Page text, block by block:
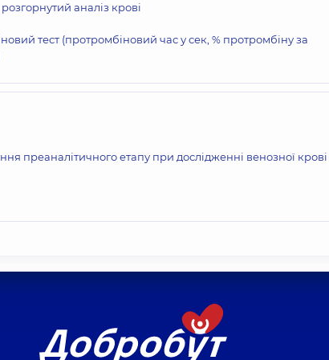
аналіз крові
тест (протромбіновий час у сек, % протромбіну за
преаналітичного етапу при дослідженні венозної крові